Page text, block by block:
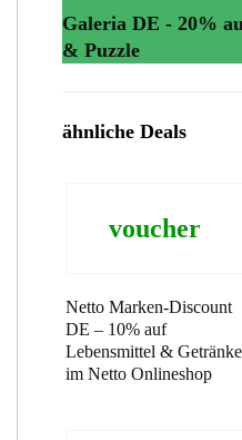
Galeria DE - 20%
& Puzzle
ähnliche Deals
voucher
Netto Marken-Discount
DE – 10% auf
Lebensmittel & Getränke
im Netto Onlineshop